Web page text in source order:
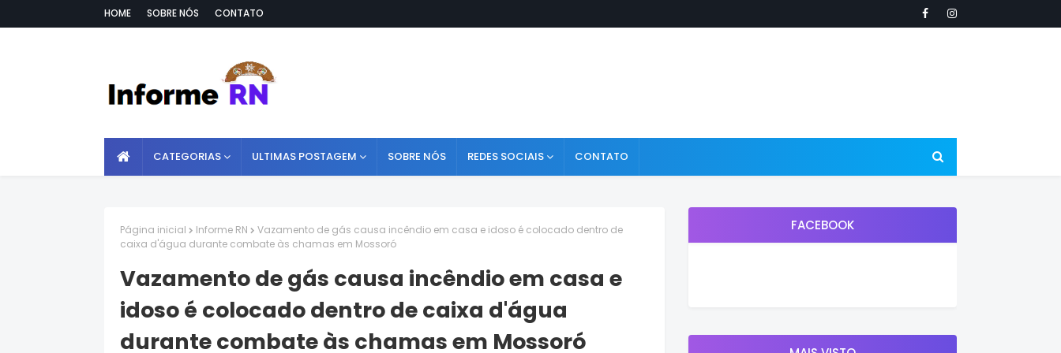
HOME SOBRE NÓS CONTATO
CATEGORIAS ULTIMAS POSTAGEM SOBRE NÓS REDES SOCIAIS CONTATO
Página inicial Informe RN
Vazamento de gás causa incêndio em casa e idoso é colocado dentro de
caixa d'água durante combate às chamas em Mossoró
Vazamento de gás causa incêndio em casa e
idoso é colocado dentro de caixa d'água
durante combate às chamas em Mossoró
FACEBOOK